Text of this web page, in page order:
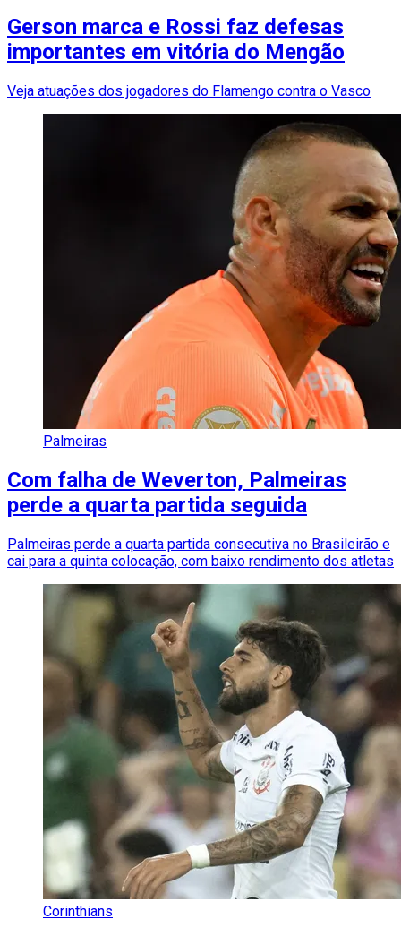
Gerson marca e Rossi faz defesas
importantes em vitória do Mengão
Veja atuações dos jogadores do Flamengo contra o Vasco
Palmeiras
Com falha de Weverton, Palmeiras
perde a quarta partida seguida
Palmeiras perde a quarta partida consecutiva no Brasileirão e
cai para a quinta colocação, com baixo rendimento dos atletas
Corinthians